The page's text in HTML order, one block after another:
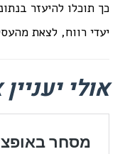
כך תוכלו להיעזר
יעדי רווח, לצאת
אולי